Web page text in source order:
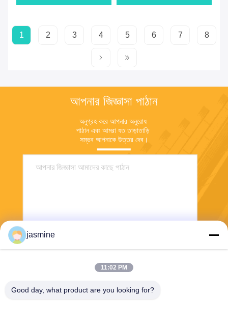
1 2 3 4 5 6 7 8
আপনার জিজ্ঞাসা পাঠান
অনুগ্রহ করে আপনার অনুরোধ
পাঠান এবং আমরা যত তাড়াতাড়ি
সম্ভব আপনাকে উত্তর দেব।
jasmine
11:02 PM
Good day, what product are you looking for?